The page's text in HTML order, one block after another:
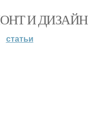
И ДИЗАЙН
статьи